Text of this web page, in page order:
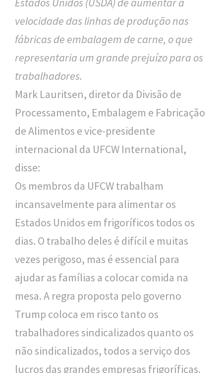
velocidade das linhas de produção nas
fábricas de embalagem de carne, o que
representaria um grande prejuízo para os
trabalhadores.
Mark Lauritsen, diretor da Divisão de
Processamento, Embalagem e Fabricação
de Alimentos e vice-presidente
internacional da UFCW International,
disse:
Os membros da UFCW trabalham
incansavelmente para alimentar os
Estados Unidos em frigoríficos todos os
dias. O trabalho deles é difícil e muitas
vezes perigoso, mas é essencial para
ajudar as famílias a colocar comida na
mesa. A regra proposta pelo governo
Trump coloca em risco tanto os
trabalhadores sindicalizados quanto os
não sindicalizados, todos a serviço dos
lucros das grandes empresas frigoríficas.